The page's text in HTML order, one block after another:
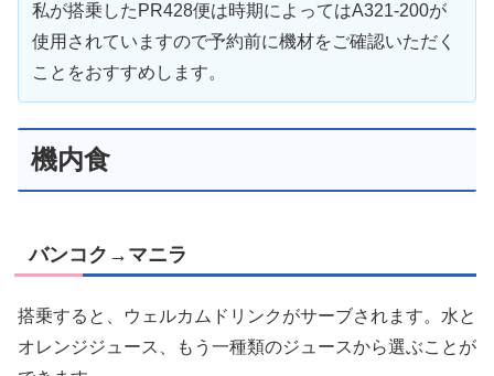
私が搭乗したPR428便は時期によってはA321-200が
使用されていますので予約前に機材をご確認いただく
ことをおすすめします。
機内食
バンコク→マニラ
搭乗すると、ウェルカムドリンクがサーブされます。水と
オレンジジュース、もう一種類のジュースから選ぶことが